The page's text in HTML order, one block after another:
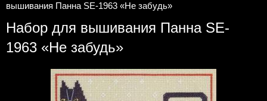
вышивания Панна SE-1963 «Не забудь»
Набор для вышивания Панна SE-
1963 «Не забудь»